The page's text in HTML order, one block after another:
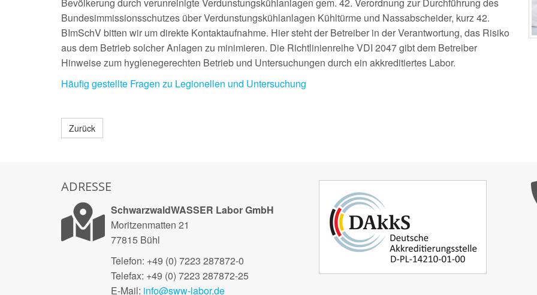
Bundesimmissionsschutzes über Verdunstungskühlanlagen Kühltürme und Nassabscheider, kurz 42.
BImSchV bitten wir um direkte Kontaktaufnahme. Hier steht der Betreiber in der Verantwortung, das Risiko
aus dem Betrieb solcher Anlagen zu minimieren. Die Richtlinienreihe VDI 2047 gibt dem Betreiber
Hinweise zum hygienegerechten Betrieb und Untersuchungen durch ein akkreditiertes Labor.
Häufig gestellte Fragen zu Legionellen und Untersuchung
Zurück
ADRESSE
SchwarzwaldWASSER Labor GmbH
Moritzenmatten 21
77815 Bühl
Telefon: +49 (0) 7223 287872-0
Telefax: +49 (0) 7223 287872-25
E-Mail: info@sww-labor.de